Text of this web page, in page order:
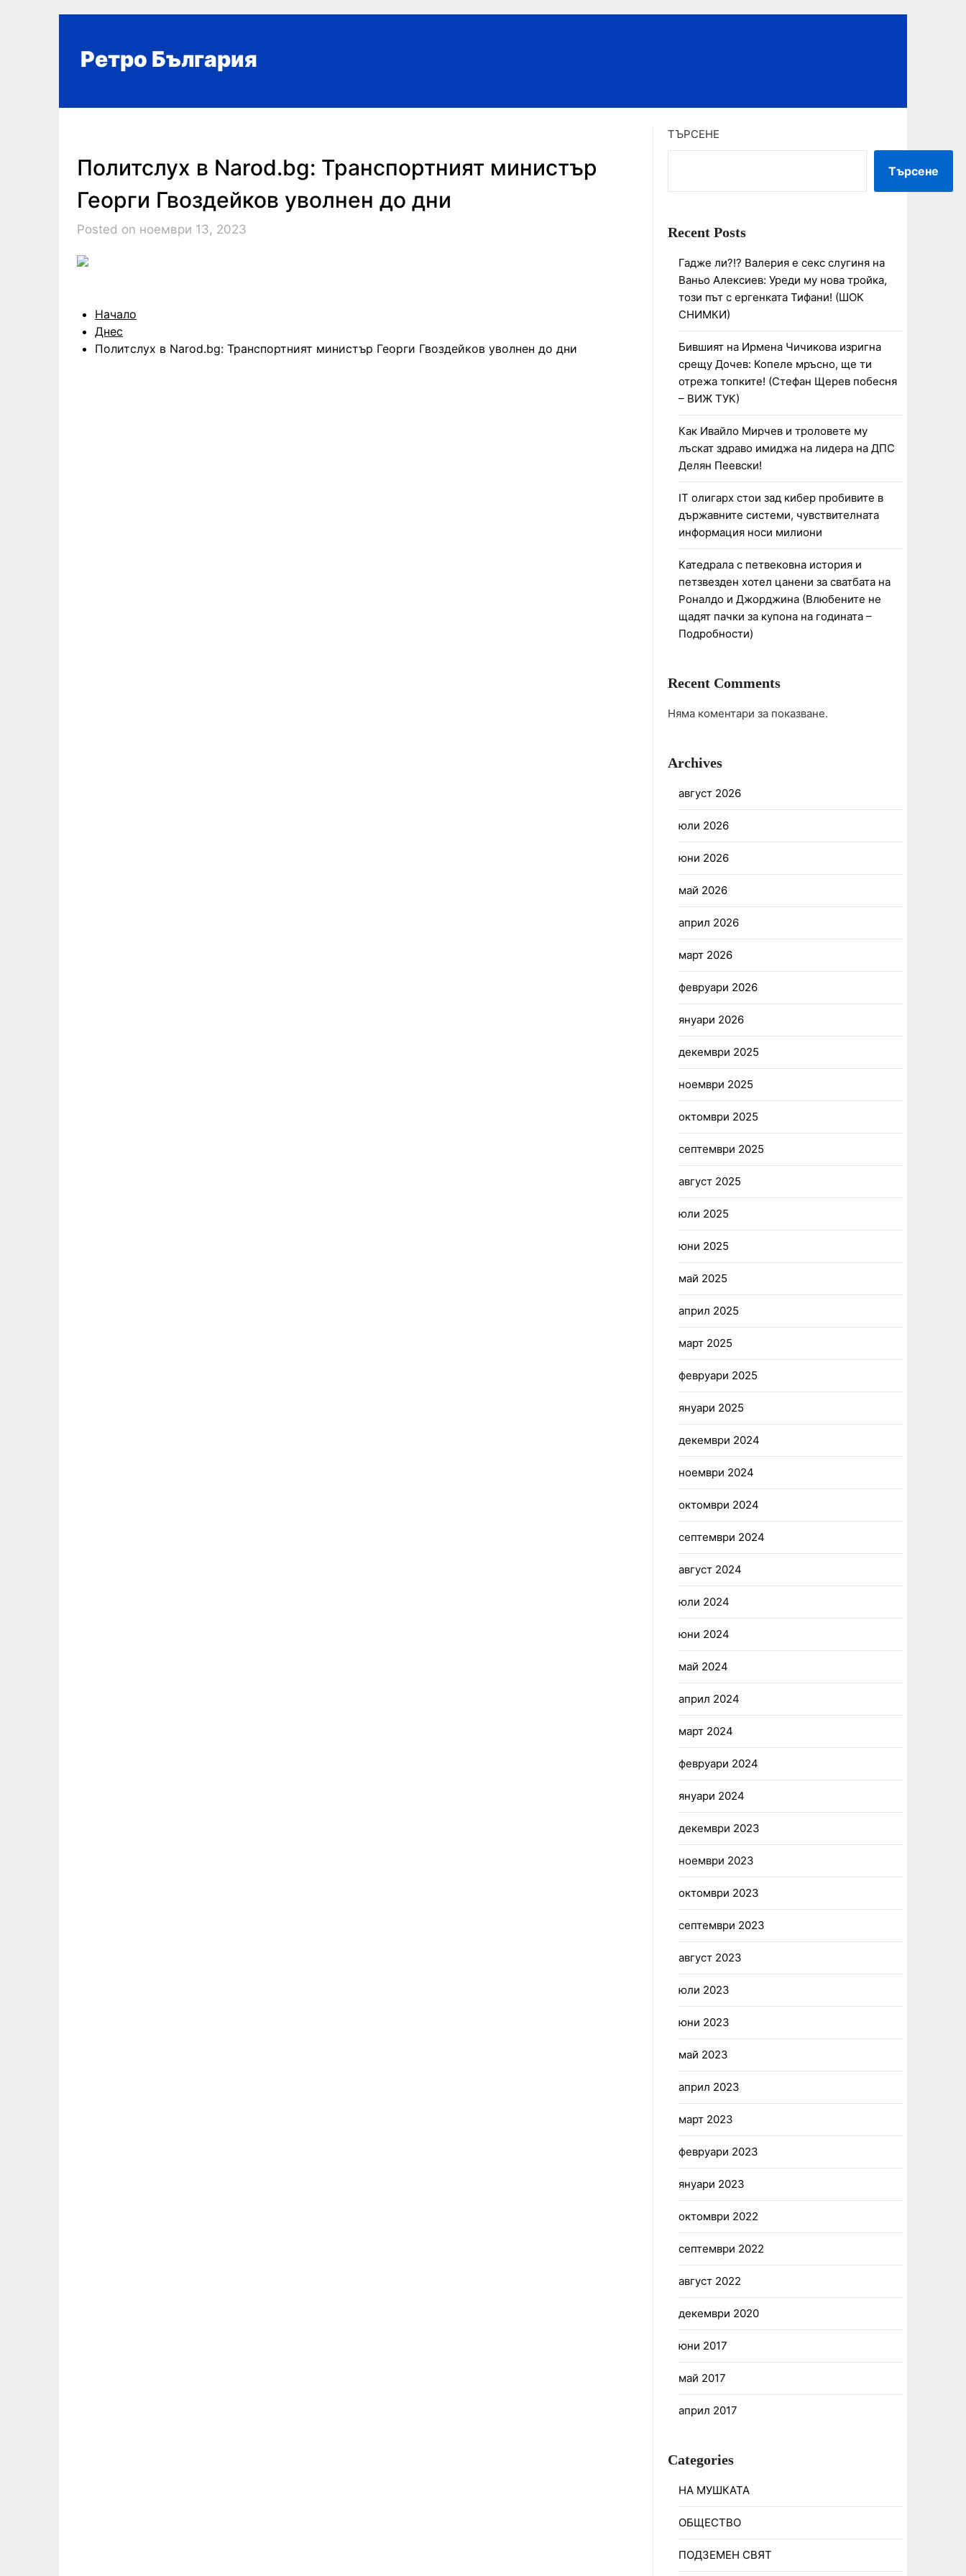
Ретро България
Политслух в Narod.bg: Транспортният министър
Георги Гвоздейков уволнен до дни
Posted on ноември 13, 2023
Начало
Днес
Политслух в Narod.bg: Транспортният министър Георги Гвоздейков уволнен до дни
ТЪРСЕНЕ
Търсене
Recent Posts
Гадже ли?!? Валерия е секс слугиня на
Ваньо Алексиев: Уреди му нова тройка,
този път с ергенката Тифани! (ШОК
СНИМКИ)
Бившият на Ирмена Чичикова изригна
срещу Дочев: Копеле мръсно, ще ти
отрежа топките! (Стефан Щерев побесня
– ВИЖ ТУК)
Как Ивайло Мирчев и троловете му
лъскат здраво имиджа на лидера на ДПС
Делян Пеевски!
IT олигарх стои зад кибер пробивите в
държавните системи, чувствителната
информация носи милиони
Катедрала с петвековна история и
петзвезден хотел цанени за сватбата на
Роналдо и Джорджина (Влюбените не
щадят пачки за купона на годината –
Подробности)
Recent Comments
Няма коментари за показване.
Archives
август 2026
юли 2026
юни 2026
май 2026
април 2026
март 2026
февруари 2026
януари 2026
декември 2025
ноември 2025
октомври 2025
септември 2025
август 2025
юли 2025
юни 2025
май 2025
април 2025
март 2025
февруари 2025
януари 2025
декември 2024
ноември 2024
октомври 2024
септември 2024
август 2024
юли 2024
юни 2024
май 2024
април 2024
март 2024
февруари 2024
януари 2024
декември 2023
ноември 2023
октомври 2023
септември 2023
август 2023
юли 2023
юни 2023
май 2023
април 2023
март 2023
февруари 2023
януари 2023
октомври 2022
септември 2022
август 2022
декември 2020
юни 2017
май 2017
април 2017
Categories
НА МУШКАТА
ОБЩЕСТВО
ПОДЗЕМЕН СВЯТ